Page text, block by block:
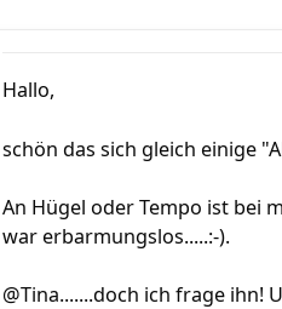
Hallo,
schön das sich gleich einige
An Hügel oder Tempo ist bei
war erbarmungslos.....:-).
@Tina.......doch ich frage ihn!